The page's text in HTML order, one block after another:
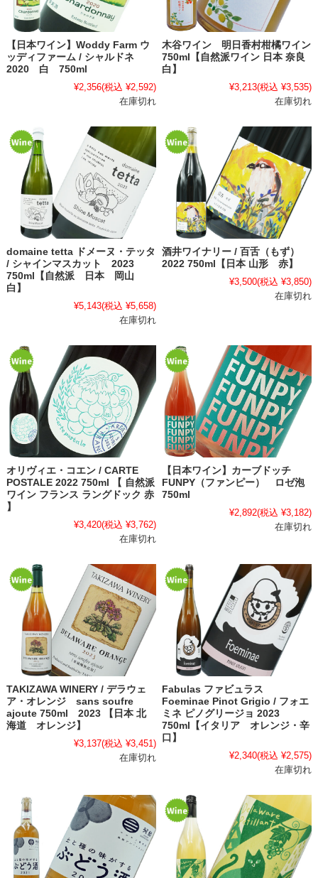
【日本ワイン】Woddy Farm ウ
ッディファーム / シャルドネ
2020 白 750ml
¥2,356(税込 ¥2,592)
在庫切れ
木谷ワイン 明日香村柑橘ワイン
750ml【自然派ワイン 日本 奈良
白】
¥3,213(税込 ¥3,535)
在庫切れ
domaine tetta ドメーヌ・テッタ
/ シャインマスカット 2023
750ml【自然派 日本 岡山
白】
¥5,143(税込 ¥5,658)
在庫切れ
酒井ワイナリー / 百舌（もず）
2022 750ml【日本 山形 赤】
¥3,500(税込 ¥3,850)
在庫切れ
オリヴィエ・コエン / CARTE
POSTALE 2022 750ml 【 自然派
ワイン フランス ラングドック 赤
】
¥3,420(税込 ¥3,762)
在庫切れ
【日本ワイン】カーブドッチ
FUNPY（ファンピー） ロゼ泡
750ml
¥2,892(税込 ¥3,182)
在庫切れ
TAKIZAWA WINERY / デラウェ
ア・オレンジ sans soufre
ajoute 750ml 2023 【日本 北
海道 オレンジ】
¥3,137(税込 ¥3,451)
在庫切れ
Fabulas ファビュラス
Foeminae Pinot Grigio / フォエ
ミネ ピノグリージョ 2023
750ml【イタリア オレンジ・辛
口】
¥2,340(税込 ¥2,575)
在庫切れ